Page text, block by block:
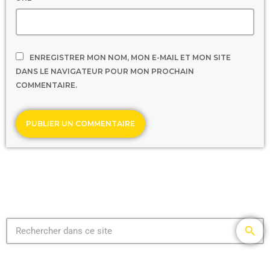
ENREGISTRER MON NOM, MON E-MAIL ET MON SITE
DANS LE NAVIGATEUR POUR MON PROCHAIN
COMMENTAIRE.
search